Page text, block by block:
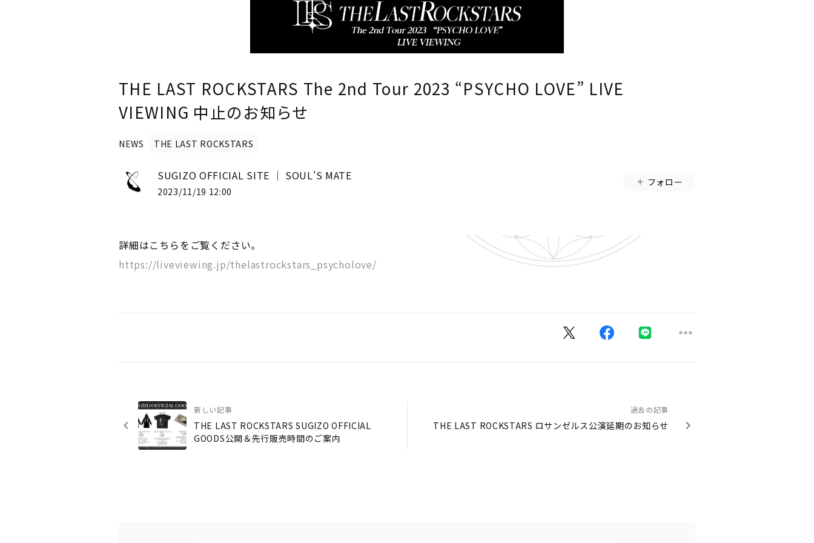
THE LAST ROCKSTARS The 2nd Tour 2023 “PSYCHO LOVE” LIVE
VIEWING 中止のお知らせ
NEWS THE LAST ROCKSTARS
SUGIZO OFFICIAL SITE │ SOUL'S MATE
2023/11/19 12:00
フォロー
詳細はこちらをご覧ください。
https://liveviewing.jp/thelastrockstars_psycholove/
新しい記事
THE LAST ROCKSTARS SUGIZO OFFICIAL
GOODS公開＆先行販売時間のご案内
過去の記事
THE LAST ROCKSTARS ロサンゼルス公演延期のお知らせ